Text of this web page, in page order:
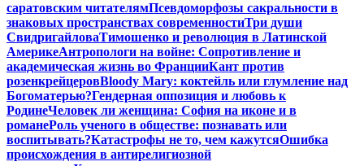
саратовским читателямПсевдоморфозы сакральности в
знаковых пространствах современностиТри души
СвидригайловаТимошенко и революция в Латинской
АмерикеАнтропологи на войне: Сопротивление и
академическая жизнь во ФранцииКант против
розенкрейцеровBloody Mary: коктейль или глумление над
Богоматерью?Гендерная оппозиция и любовь к
РодинеЧеловек ли женщина: София на иконе и в
романеРоль ученого в обществе: познавать или
воспитывать?Катастрофы не то, чем кажутсяОшибка
происхождения в антирелигиозной